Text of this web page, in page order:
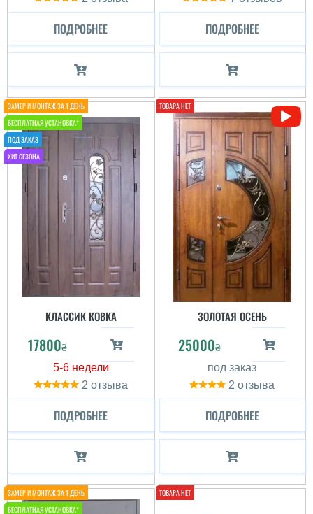
ПОДРОБНЕЕ ПОДРОБНЕЕ
КЛАССИК КОВКА
17800₴
2
ПОДРОБНЕЕ
ЗОЛОТАЯ ОСЕНЬ
25000₴
2
ПОДРОБНЕЕ